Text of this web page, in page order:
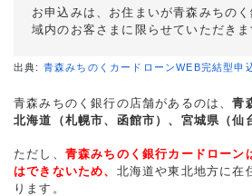
お申込みは、お住まいが青森みちの
域内のお客さまに限らせていただきま
出典: 青森みちのくカードローンWEB完結型申
青森みちのく銀行の店舗があるのは、青
北海道（札幌市、函館市）、宮城県（仙
ただし、 青森みちのく銀行カードローン
はできないため、 北海道や東北地方に在
ります。